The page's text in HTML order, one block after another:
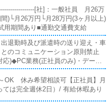
[社]：一般社員 月26万
)└月26万円└月28万円(3ヶ月以上)
用期間あり■通勤交通費支給
退勤時及び派遣時の送り迎え・車
のコミュニケーション原則禁止
応)◆PC業務(正社員のみ)・データ
イトの情報更新◆電話応対業務
らの電話の対応、予約確認、ドラ
OK 休み希望相談可【正社員】月
は完全週休2日）/ 有給休暇あり